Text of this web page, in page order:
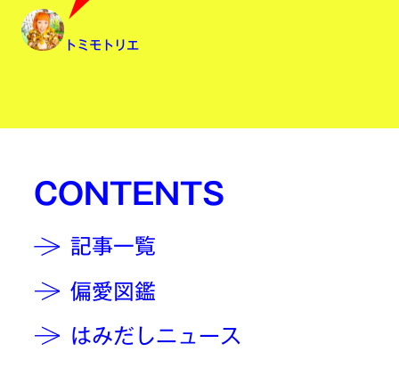
トミモトリエ
CONTENTS
記事一覧
偏愛図鑑
はみだしニュース